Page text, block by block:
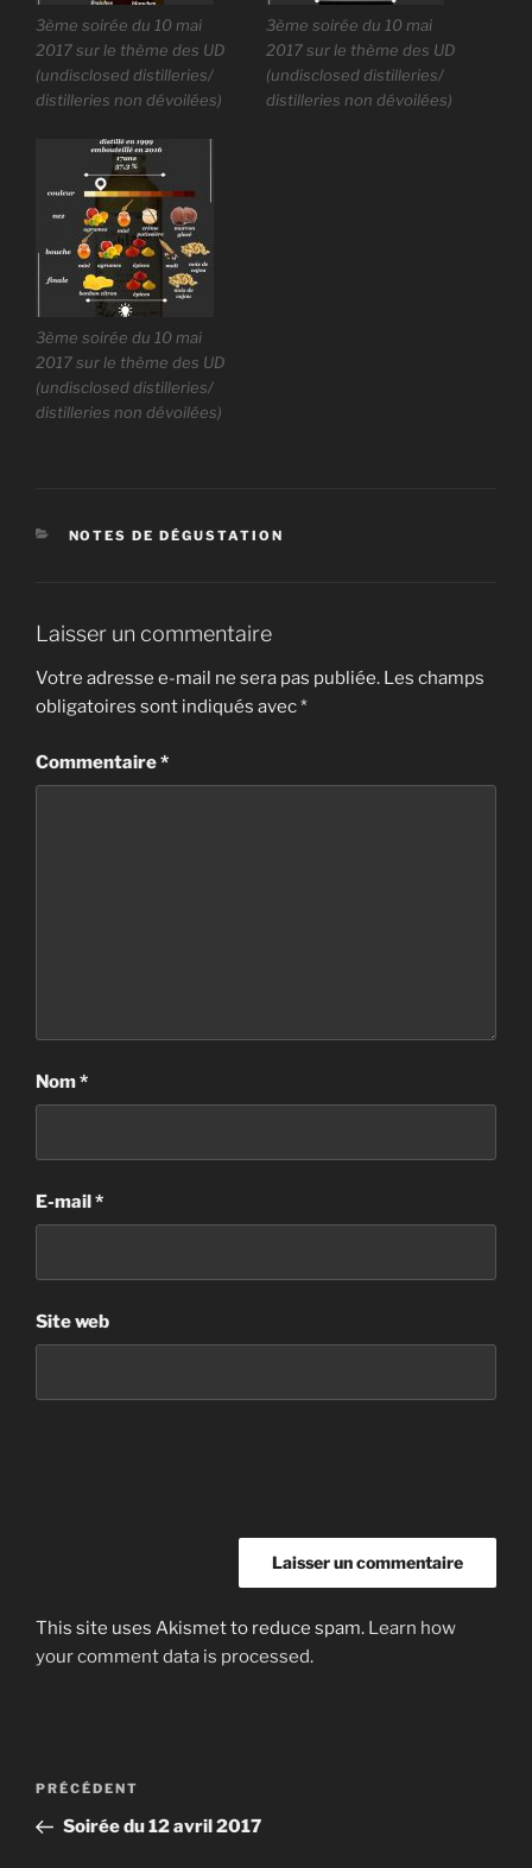
3ème soirée du 10 mai
2017 sur le thème des UD
(undisclosed distilleries/
distilleries non dévoilées)
3ème soirée du 10 mai
2017 sur le thème des UD
(undisclosed distilleries/
distilleries non dévoilées)
3ème soirée du 10 mai
2017 sur le thème des UD
(undisclosed distilleries/
distilleries non dévoilées)
CATÉGORIES
NOTES DE DÉGUSTATION
Laisser un commentaire
Votre adresse e-mail ne sera pas publiée. Les champs
obligatoires sont indiqués avec*
Commentaire*
Nom*
E-mail*
Site web
This site uses Akismet to reduce spam. Learn how
your comment data is processed.
Navigation
l’article
Article
précédent
PRÉCÉDENT
Soirée du 12 avril 2017